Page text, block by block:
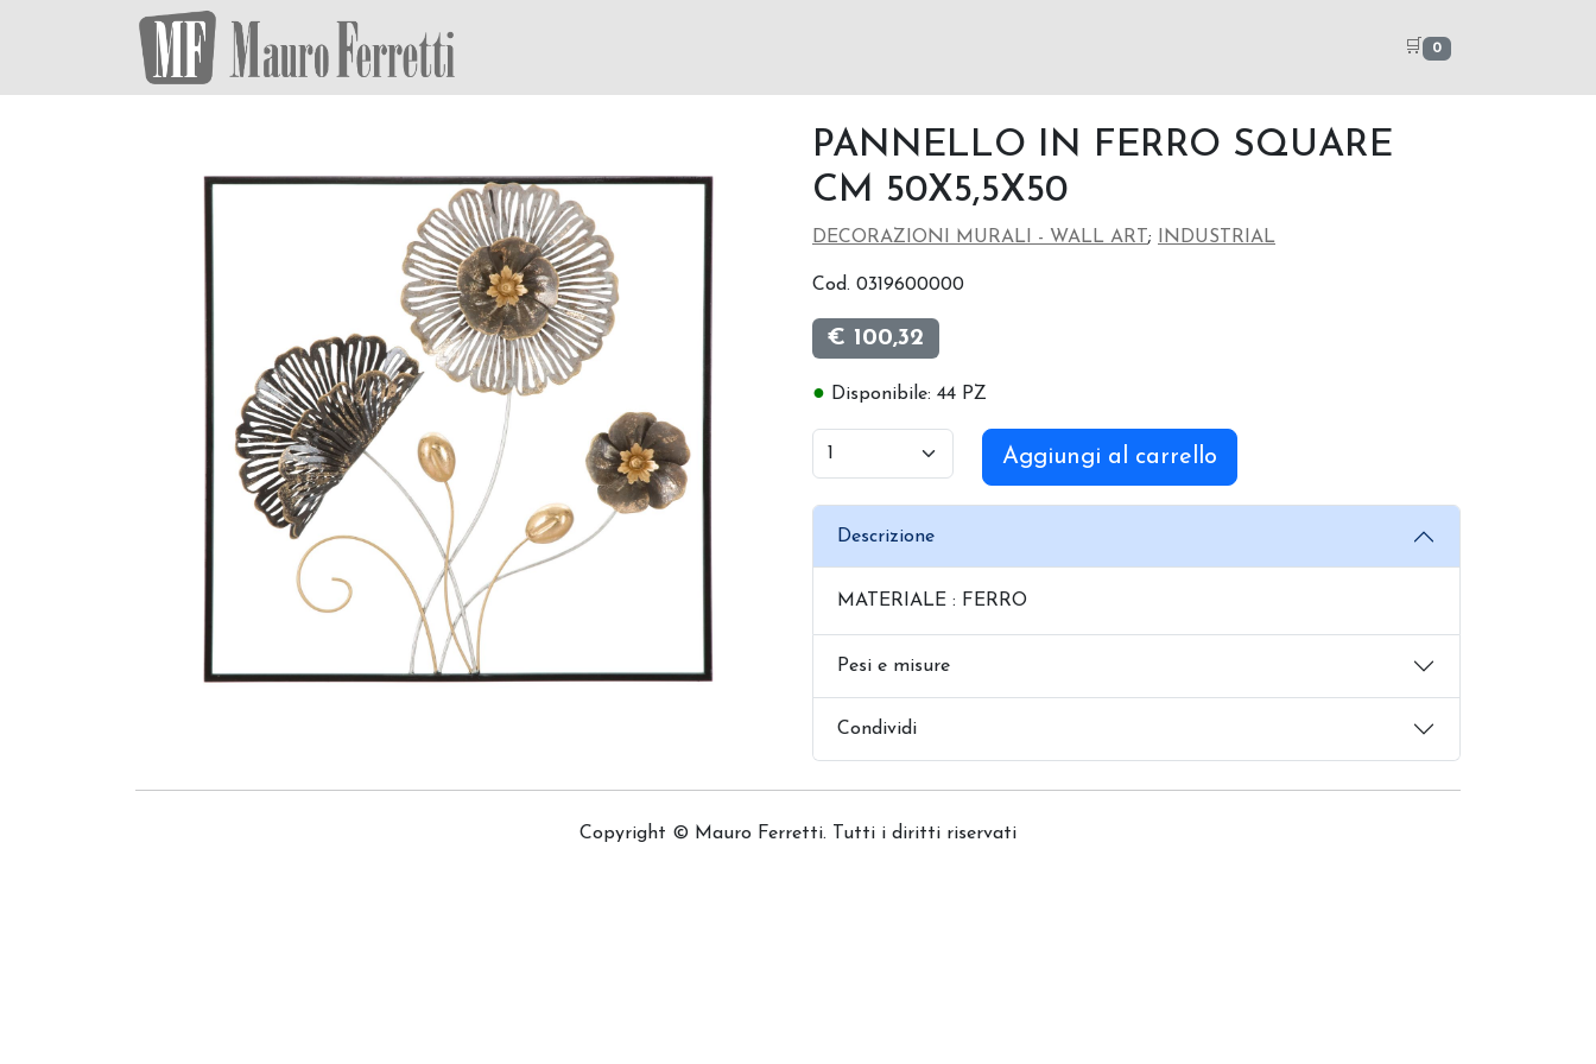
🛒 0
PANNELLO IN FERRO SQUARE
CM 50X5,5X50
DECORAZIONI MURALI - WALL ART ; INDUSTRIAL
Cod. 0319600000
€ 100,32
● Disponibile: 44 PZ
Aggiungi al carrello
Descrizione
MATERIALE : FERRO
Pesi e misure
Condividi
Copyright © Mauro Ferretti. Tutti i diritti riservati